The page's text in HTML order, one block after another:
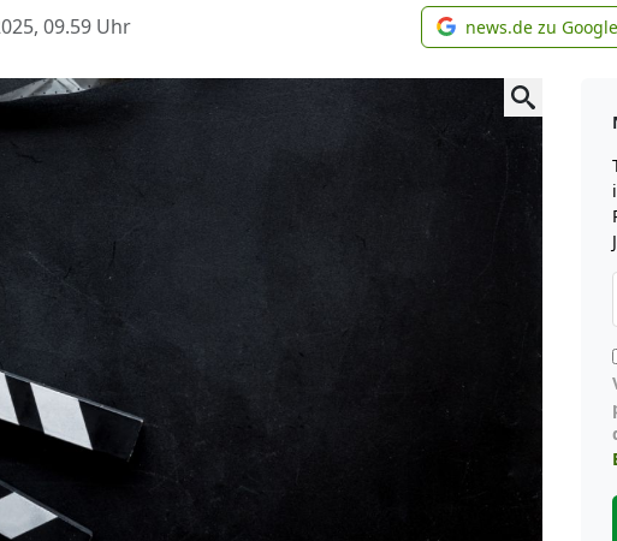
09.59 Uhr news.de zu